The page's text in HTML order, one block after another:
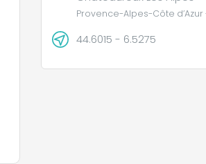
Provence-Alpes-Côte d’Azur
44.6015 - 6.5275